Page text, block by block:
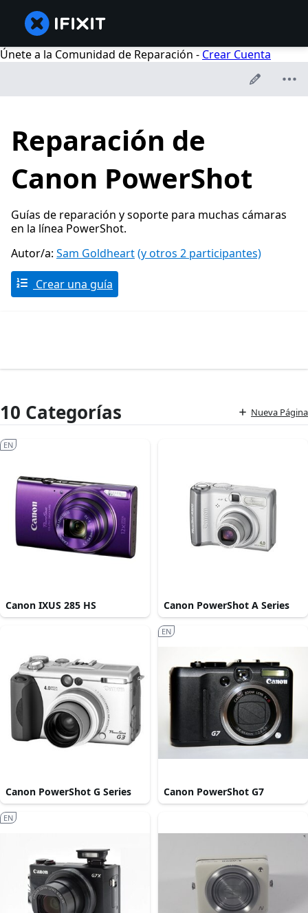
Únete a la Comunidad de Reparación - Crear Cuenta
Reparación de
Canon PowerShot
Guías de reparación y soporte para muchas cámaras
en la línea PowerShot.
Autor/a: Sam Goldheart(y otros 2 participantes)
Crear una guía
10 Categorías Nueva Página
Canon IXUS 285 HS
EN
Canon PowerShot A Series
Canon PowerShot G Series Canon PowerShot G7
EN
EN